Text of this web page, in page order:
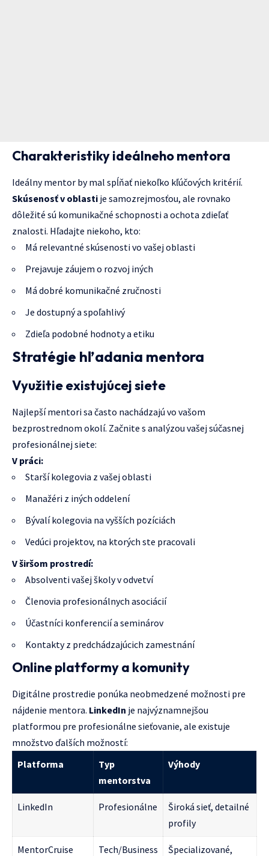
Charakteristiky ideálneho mentora
Ideálny mentor by mal spĺňať niekoľko kľúčových kritérií.
Skúsenosť v oblasti je samozrejmosťou, ale rovnako
dôležité sú komunikačné schopnosti a ochota zdieľať
znalosti. Hľadajte niekoho, kto:
Má relevantné skúsenosti vo vašej oblasti
Prejavuje záujem o rozvoj iných
Má dobré komunikačné zručnosti
Je dostupný a spoľahlivý
Zdieľa podobné hodnoty a etiku
Stratégie hľadania mentora
Využitie existujúcej siete
Najlepší mentori sa často nachádzajú vo vašom
bezprostrednom okolí. Začnite s analýzou vašej súčasnej
profesionálnej siete:
V práci:
Starší kolegovia z vašej oblasti
Manažéri z iných oddelení
Bývalí kolegovia na vyšších pozíciách
Vedúci projektov, na ktorých ste pracovali
V širšom prostredí:
Absolventi vašej školy v odvetví
Členovia profesionálnych asociácií
Účastníci konferencií a seminárov
Kontakty z predchádzajúcich zamestnání
Online platformy a komunity
Digitálne prostredie ponúka neobmedzené možnosti pre
nájdenie mentora. LinkedIn je najvýznamnejšou
platformou pre profesionálne sieťovanie, ale existuje
množstvo ďalších možností:
Platforma
Typ
mentorstva
Výhody
LinkedIn Profesionálne
Široká sieť, detailné
profily
MentorCruise Tech/Business
Špecializované,